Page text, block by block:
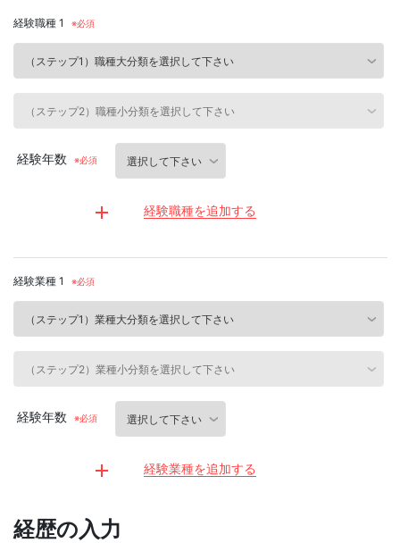
経験職種 1
経験年数
経験職種を追加する
経験業種 1
経験年数
経験業種を追加する
経歴の入力